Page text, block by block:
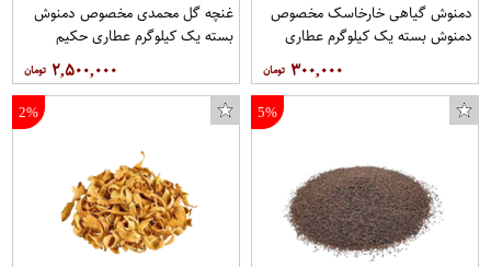
دمنوش گیاهی خارخاسک مخصوص
دمنوش بسته یک کیلوگرم عطاری
۳۰۰,۰۰۰
غنچه گل محمدی مخصوص دمنوش
بسته یک کیلوگرم عطاری حکیم
۲,۵۰۰,۰۰۰
5%
2%